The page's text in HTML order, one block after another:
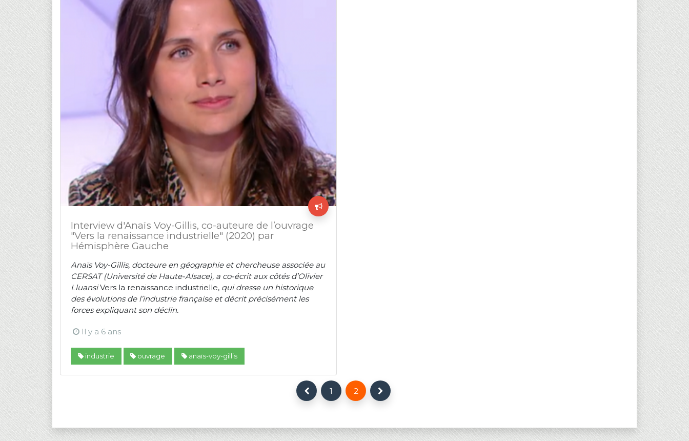
Interview d'Anaïs Voy-Gillis, co-auteure de l’ouvrage
"Vers la renaissance industrielle" (2020) par
Hémisphère Gauche
Anaïs Voy-Gillis, docteure en géographie et chercheuse associée au
CERSAT (Université de Haute-Alsace), a co-écrit aux côtés d’Olivier
LluansiVers la renaissance industrielle, qui dresse un historique
des évolutions de l’industrie française et décrit précisément les
forces expliquant son déclin.
Il y a 6 ans
industrie ouvrage anaïs-voy-gillis
1 2